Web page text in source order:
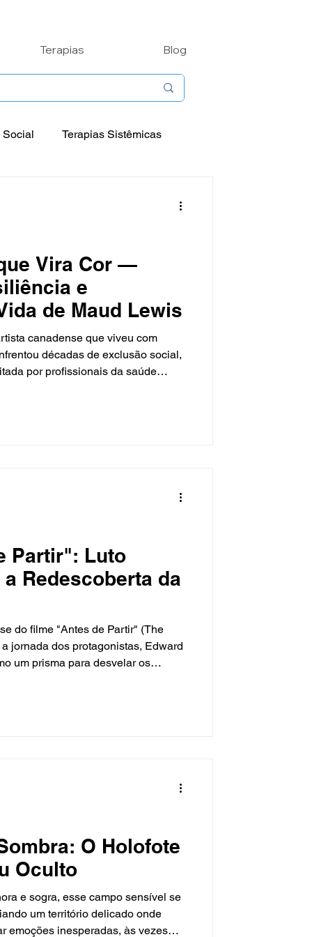
Terapias Blog
Social Terapias Sistêmicas
Vira Cor —
e
de Maud Lewis
canadense que viveu com
décadas de exclusão social,
por profissionais da saúde
Partir": Luto
Redescoberta da
do filme "Antes de Partir" (The
jornada dos protagonistas, Edward
um prisma para desvelar os
O Holofote
Oculto
e sogra, esse campo sensível se
um território delicado onde
emoções inesperadas, às vezes